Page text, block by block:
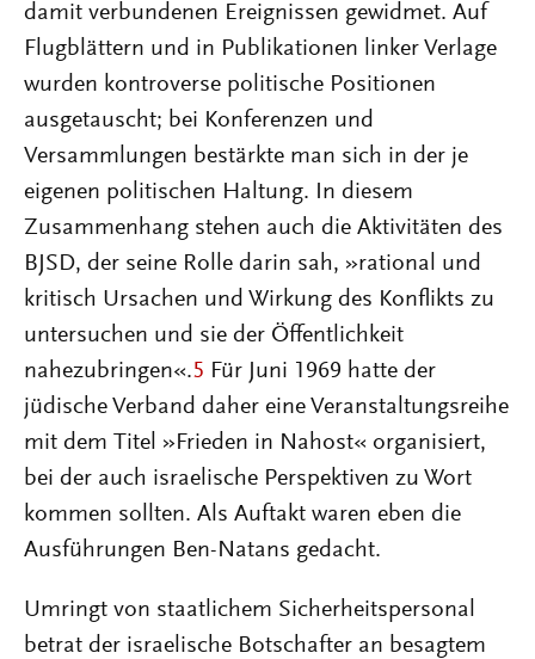
damit verbundenen Ereignissen gewidmet. Auf
Flugblättern und in Publikationen linker Verlage
wurden kontroverse politische Positionen
ausgetauscht; bei Konferenzen und
Versammlungen bestärkte man sich in der je
eigenen politischen Haltung. In diesem
Zusammenhang stehen auch die Aktivitäten des
BJSD, der seine Rolle darin sah, »rational und
kritisch Ursachen und Wirkung des Konflikts zu
untersuchen und sie der Öffentlichkeit
nahezubringen«.5 Für Juni 1969 hatte der
jüdische Verband daher eine Veranstaltungsreihe
mit dem Titel »Frieden in Nahost« organisiert,
bei der auch israelische Perspektiven zu Wort
kommen sollten. Als Auftakt waren eben die
Ausführungen Ben-Natans gedacht.
Umringt von staatlichem Sicherheitspersonal
betrat der israelische Botschafter an besagtem